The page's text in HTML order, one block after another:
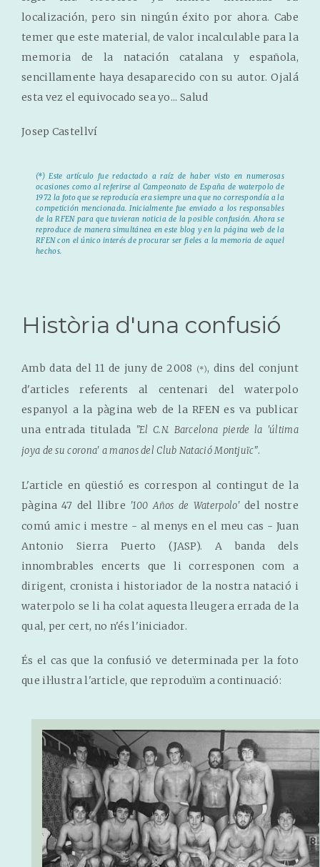
localización, pero sin ningún éxito por ahora. Cabe
temer que este material, de valor incalculable para la
memoria de la natación catalana y española,
sencillamente haya desaparecido con su autor. Ojalá
esta vez el equivocado sea yo... Salud
Josep Castellví
(*) Este artículo fue redactado a raíz de haber visto en numerosas
ocasiones como al referirse al Campeonato de España de waterpolo de
1972 la foto que se reproducía era siempre una que no correspondía a la
competición mencionada. Inicialmente fue enviado a los responsables
de la RFEN para que tuvieran noticia de la posible confusión. Ahora se
reproduce de manera simultánea en este blog y en la página web de la
RFEN con el único interés de procurar ser fieles a la memoria de aquel
hechos.
Història d'una confusió
Amb data del 11 de juny de 2008 (*), dins del conjunt
d'articles referents al centenari del waterpolo
espanyol a la pàgina web de la RFEN es va publicar
una entrada titulada "El C.N. Barcelona pierde la 'última
joya de su corona' a manos del Club Natació Montjuïc".
L'article en qüestió es correspon al contingut de la
pàgina 47 del llibre '100 Años de Waterpolo'del nostre
comú amic i mestre - al menys en el meu cas - Juan
Antonio Sierra Puerto (JASP). A banda dels
innombrables encerts que li corresponen com a
dirigent, cronista i historiador de la nostra natació i
waterpolo se li ha colat aquesta lleugera errada de la
qual, per cert, no n'és l'iniciador.
És el cas que la confusió ve determinada per la foto
que il·lustra l'article, que reproduïm a continuació: